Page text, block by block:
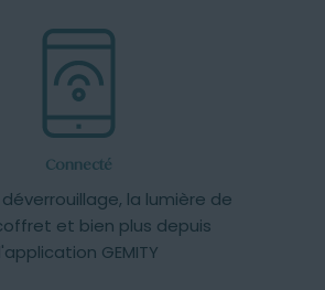
Connecté
la lumière de
et bien plus depuis
l'application GEMITY